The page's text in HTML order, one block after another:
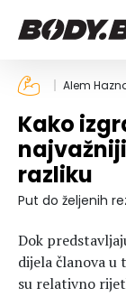
Vježbanje
Mršanje
Discipline
Indoor &
Trening i
Ostalo
Recepti
Um i tijelo
Alem
Kako
razliku
Put do željenih
Dok
dijela članova u
su relativno